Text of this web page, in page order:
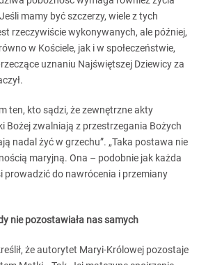
mamy być szczerzy, wiele z tych
rzeczywiście wykonywanych, ale później,
w Kościele, jak i w społeczeństwie,
uznaniu Najświętszej Dziewicy za
ten, kto sądzi, że zewnętrzne akty
Bożej zwalniają z przestrzegania Bożych
nadal żyć w grzechu”. „Taka postawa nie
maryjną. Ona – podobnie jak każda
prowadzić do nawrócenia i przemiany
nie pozostawiała nas samych
że autorytet Maryi-Królowej pozostaje